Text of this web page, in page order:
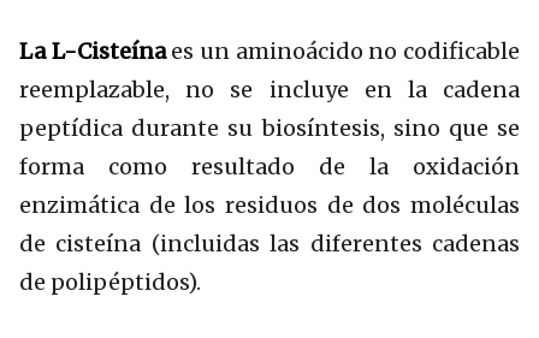
La L-Cisteínaes un aminoácido no codificable
reemplazable, no se incluye en la cadena
peptídica durante su biosíntesis, sino que se
forma como resultado de la oxidación
enzimática de los residuos de dos moléculas
de cisteína (incluidas las diferentes cadenas
de polipéptidos).